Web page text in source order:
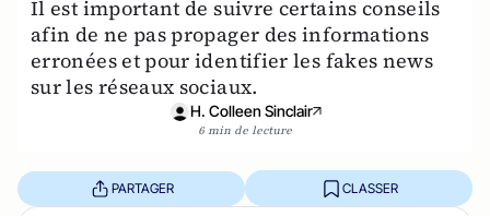
Il est important de suivre certains conseils
afin de ne pas propager des informations
erronées et pour identifier les fakes news
sur les réseaux sociaux.
H. Colleen Sinclair
6 min de lecture
PARTAGER CLASSER